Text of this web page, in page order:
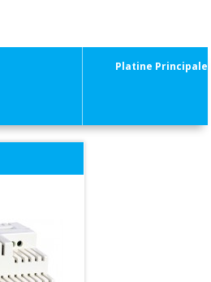
Platine Principale